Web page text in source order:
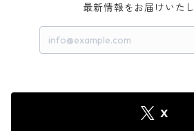
最新情報をお届けいたし
X